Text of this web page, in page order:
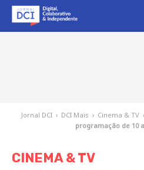
Jornal DCI › DCI Mais › Cinema & TV ›
programação de 10
CINEMA & TV